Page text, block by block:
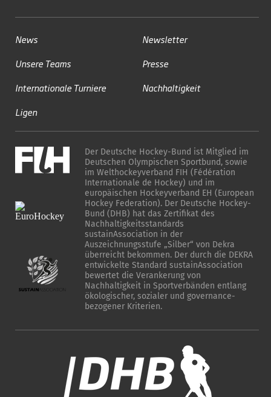
News
Unsere Teams
Internationale Turniere
Ligen
Newsletter
Presse
Nachhaltigkeit
Der Deutsche Hockey-Bund ist Mitglied im
Deutschen Olympischen Sportbund, sowie
im Welthockeyverband FIH (Fédération
Internationale de Hockey) und im
europäischen Hockeyverband EH (European
Hockey Federation). Der Deutsche Hockey-
Bund (DHB) hat das Zertifikat des
Nachhaltigkeitsstandards
sustainAssociation in der
Auszeichnungsstufe „Silber“ von Dekra
überreicht bekommen. Der durch die DEKRA
entwickelte Standard sustainAssociation
bewertet die Verankerung von
Nachhaltigkeit in Sportverbänden entlang
ökologischer, sozialer und governance-
bezogener Kriterien.